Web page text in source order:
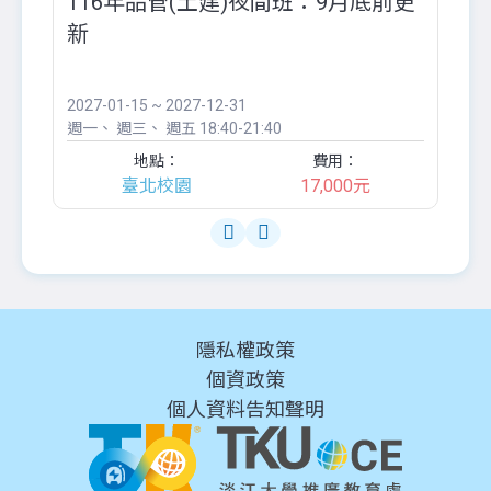
新
2027-01-15 ~ 2027-12-31
週一
週三 週五 18:40-21:40
地點：
臺北校園
費用：
17,000元
隱私權政策
個資政策
個人資料告知聲明